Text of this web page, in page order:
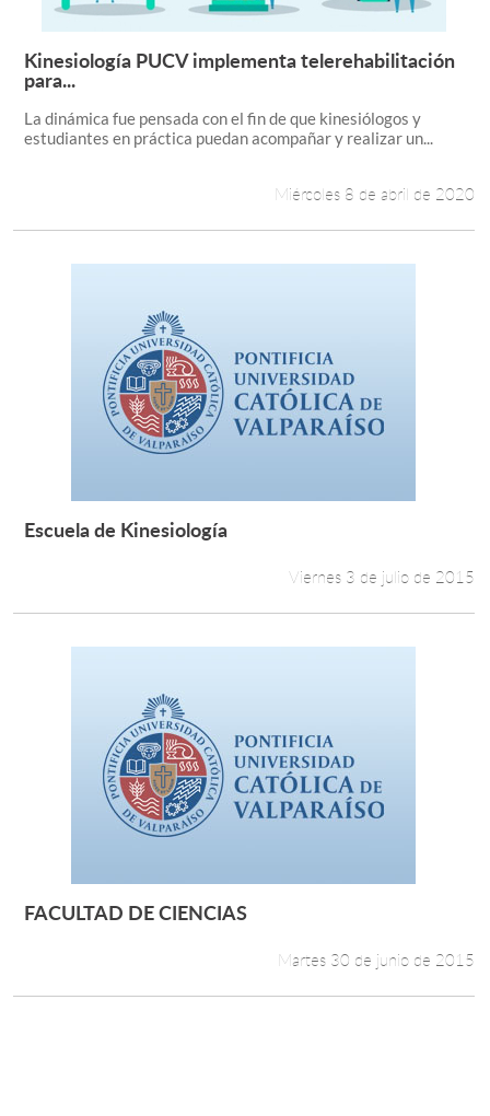
Leer más +
Kinesiología PUCV implementa telerehabilitación
para...
La dinámica fue pensada con el fin de que kinesiólogos y
estudiantes en práctica puedan acompañar y realizar un...
Miércoles 8 de abril de 2020
Escuela de Kinesiología
Viernes 3 de julio de 2015
FACULTAD DE CIENCIAS
Martes 30 de junio de 2015